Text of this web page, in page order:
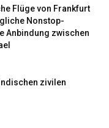
Flüge von Frankfurt
Nonstop-
Anbindung zwischen
zivilen